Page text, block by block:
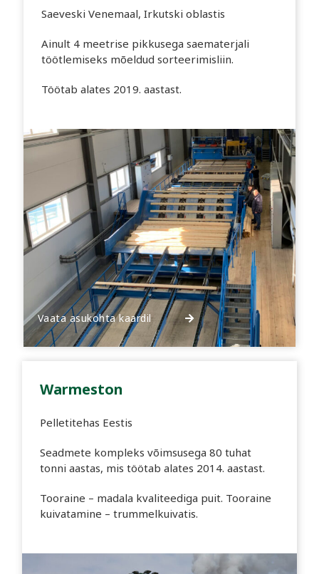
Saeveski Venemaal, Irkutski oblastis
Ainult 4 meetrise pikkusega saematerjali
töötlemiseks mõeldud sorteerimisliin.
Töötab alates 2019. aastast.
Vaata asukohta kaardil
Warmeston
Pelletitehas Eestis
Seadmete kompleks võimsusega 80 tuhat
tonni aastas, mis töötab alates 2014. aastast.
Tooraine – madala kvaliteediga puit. Tooraine
kuivatamine – trummelkuivatis.